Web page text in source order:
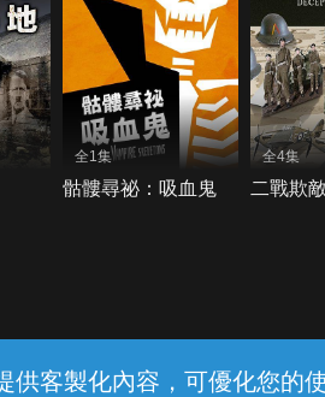
供客製化內容，可優化您的
全1集
骷髏尋祕：吸血鬼
全4集
二戰欺